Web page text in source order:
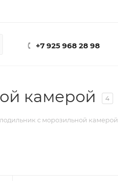
+7 925 968 28 98
камерой 4
с морозильной камерой